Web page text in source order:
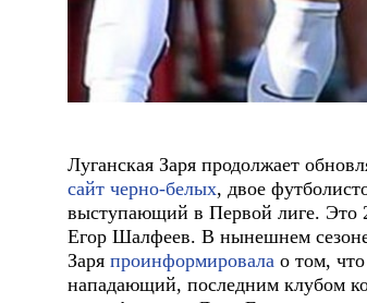
Луганская Заря продолжает
сайт черно-белых, двое
выступающий в Первой лиге. Это
Егор Шалфеев. В нынешнем сезоне
Заря проинформировала о том,
нападающий, последним клубом